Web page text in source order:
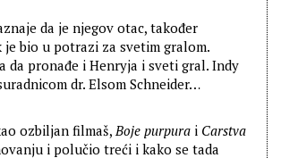
da je njegov otac, također
bio u potrazi za svetim gralom.
da pronađe i Henryja i sveti gral. Indy
dr. Elsom Schneider…
ozbiljan filmaš,Boje purpura i Carstva
i polučio treći i kako se tada